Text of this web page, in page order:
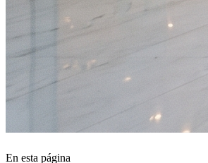
En esta página